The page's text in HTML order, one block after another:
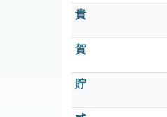
貴
賀
貯